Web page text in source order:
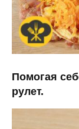
Помогая
рулет.